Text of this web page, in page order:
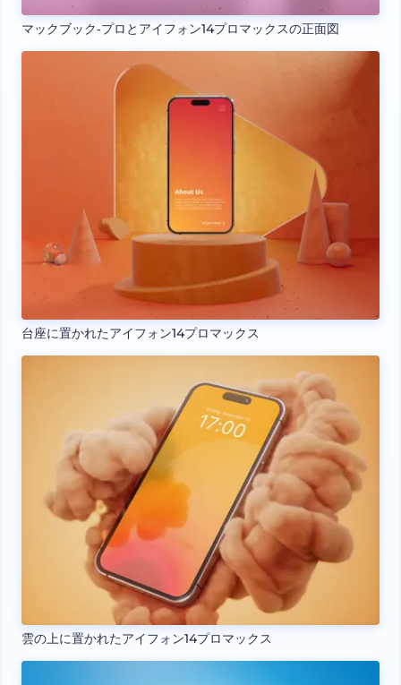
マックブック‐プロとアイフォン14プロマックスの正面図
台座に置かれたアイフォン14プロマックス
雲の上に置かれたアイフォン14プロマックス